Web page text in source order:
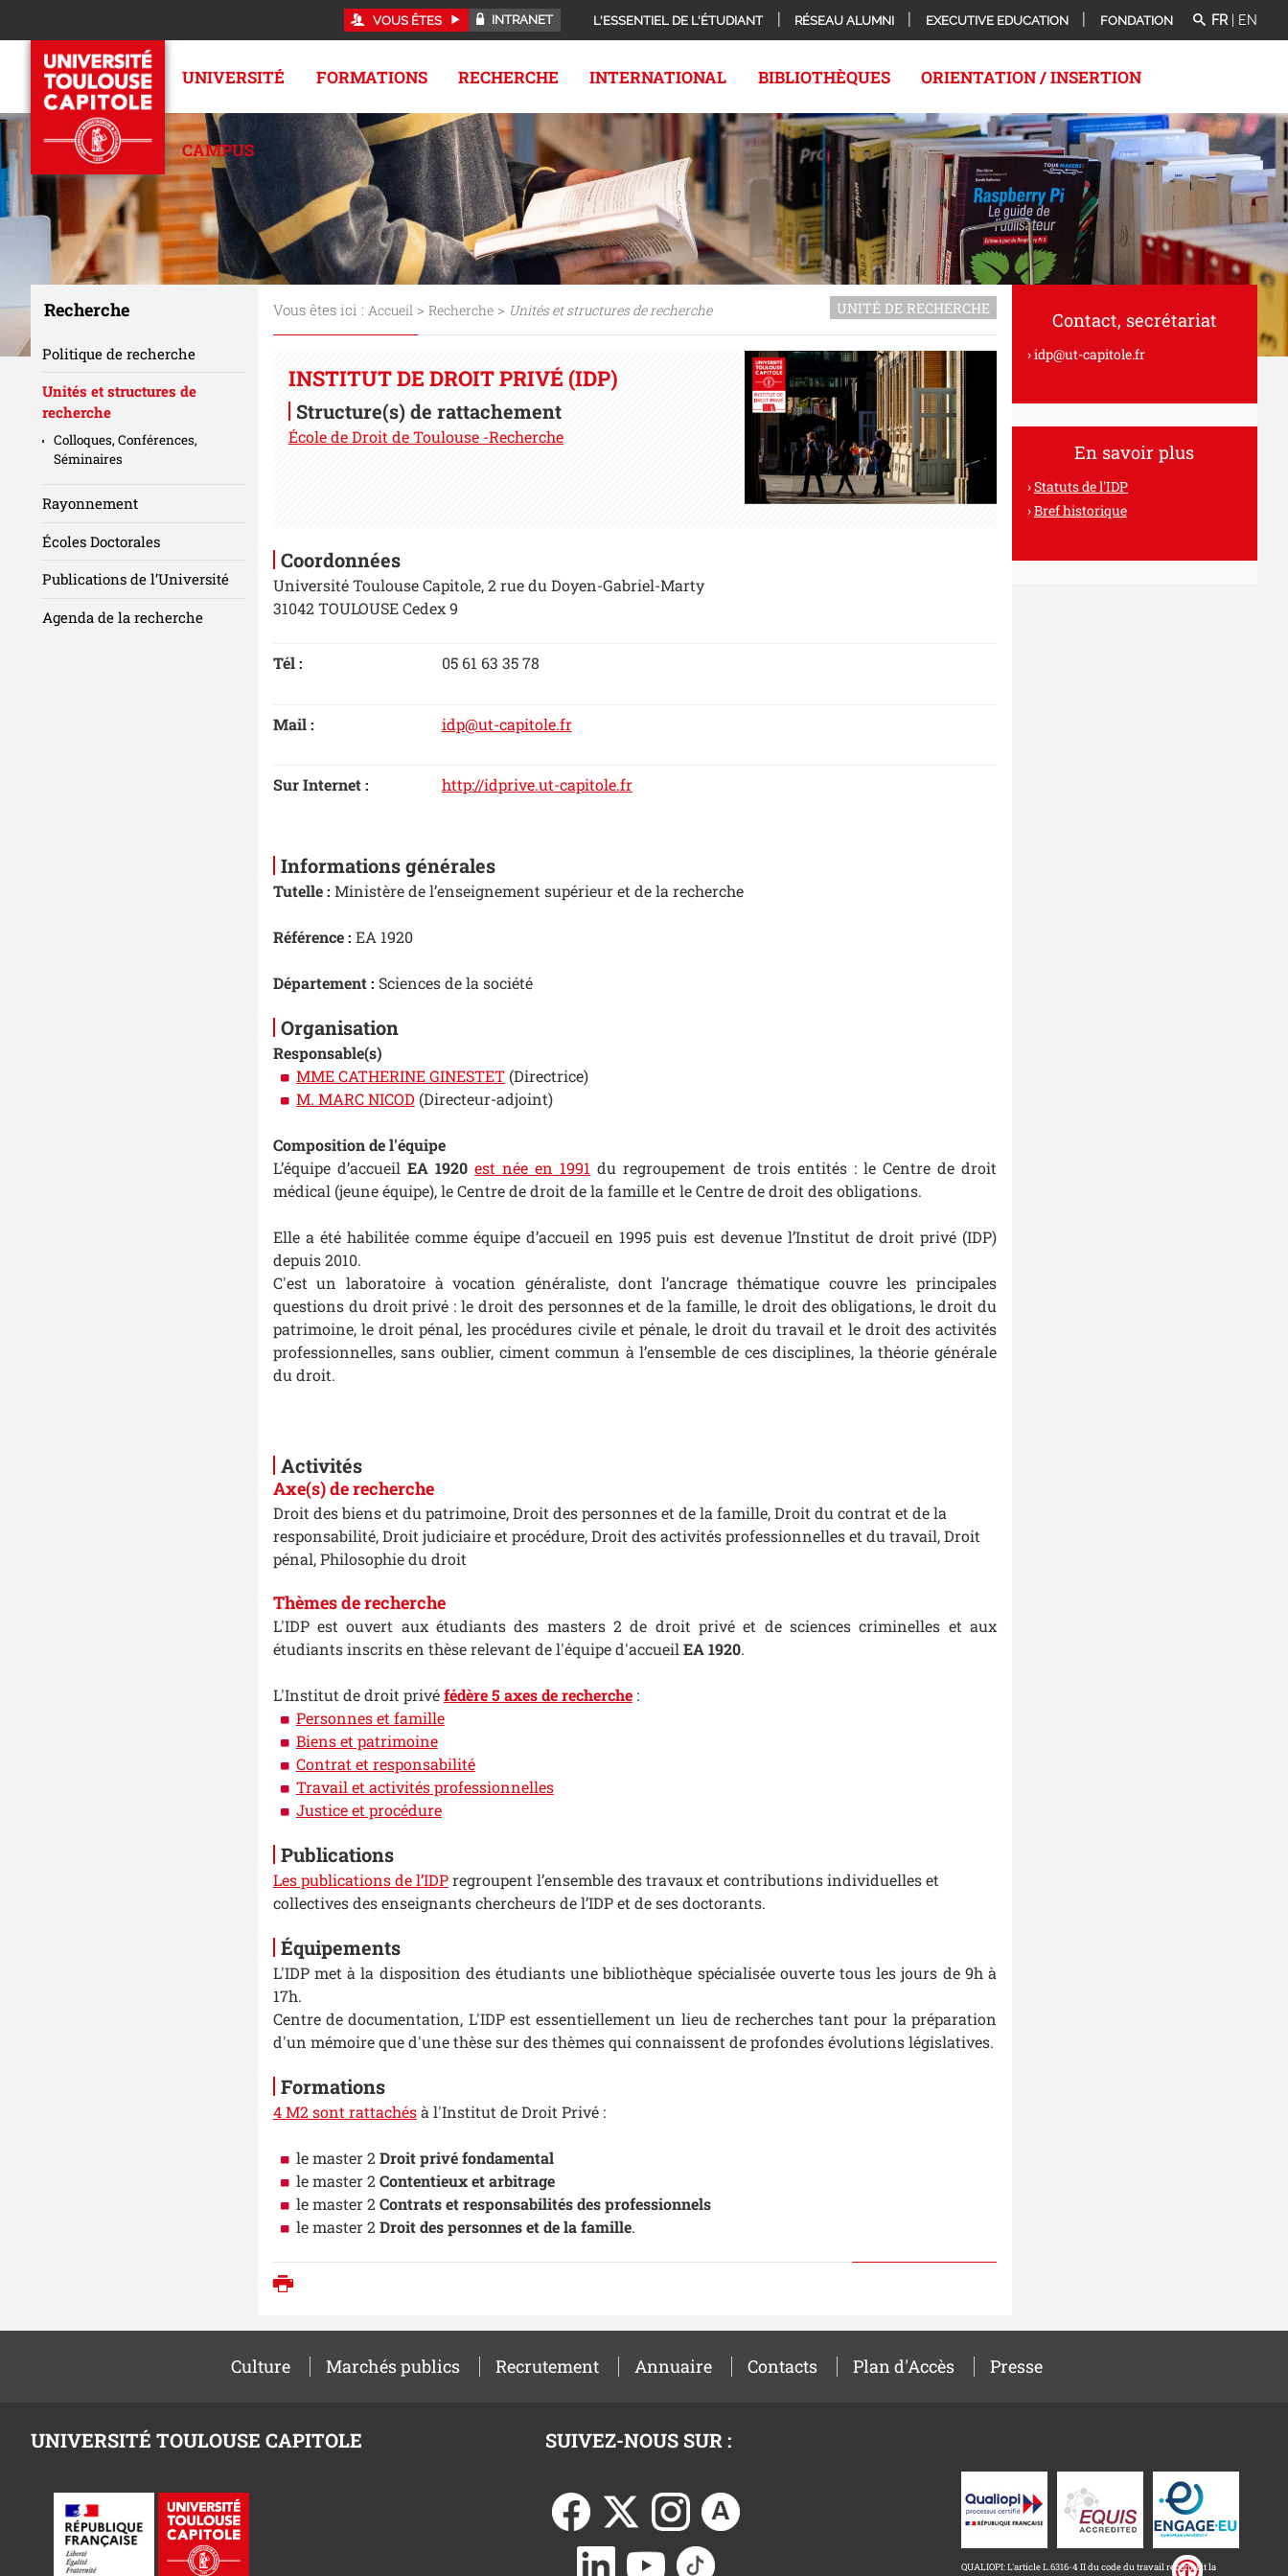
VOUS ÊTES INTRANET L'ESSENTIEL DE L'ÉTUDIANT RÉSEAU ALUMNI EXECUTIVE EDUCATION FONDATION FR EN
UNIVERSITÉ FORMATIONS RECHERCHE INTERNATIONAL BIBLIOTHÈQUES ORIENTATION / INSERTION
CAMPUS
Vous êtes ici : Accueil> Recherche> Unités et structures de recherche UNITÉ DE RECHERCHE
INSTITUT DE DROIT PRIVÉ (IDP)
Structure(s) de rattachement
École de Droit de Toulouse -Recherche
Coordonnées
Université Toulouse Capitole, 2 rue du Doyen-Gabriel-Marty
31042 TOULOUSE Cedex 9
Tél : 05 61 63 35 78
Mail : idp@ut-capitole.fr
Sur Internet : http://idprive.ut-capitole.fr
Informations générales
Tutelle : Ministère de l’enseignement supérieur et de la recherche
Référence : EA 1920
Département : Sciences de la société
Organisation
Responsable(s)
MME CATHERINE GINESTET(Directrice)
M. MARC NICOD (Directeur-adjoint)
Composition de l'équipe
L’équipe d’accueil EA 1920 est née en 1991 du regroupement de trois entités : le Centre de droit
médical (jeune équipe), le Centre de droit de la famille et le Centre de droit des obligations.
Elle a été habilitée comme équipe d’accueil en 1995 puis est devenue l’Institut de droit privé (IDP)
depuis 2010.
C'est un laboratoire à vocation généraliste, dont l’ancrage thématique couvre les principales
questions du droit privé : le droit des personnes et de la famille, le droit des obligations, le droit du
patrimoine, le droit pénal, les procédures civile et pénale, le droit du travail et le droit des activités
professionnelles, sans oublier, ciment commun à l’ensemble de ces disciplines, la théorie générale
du droit.
Activités
Axe(s) de recherche
Droit des biens et du patrimoine, Droit des personnes et de la famille, Droit du contrat et de la
responsabilité, Droit judiciaire et procédure, Droit des activités professionnelles et du travail, Droit
pénal, Philosophie du droit
Thèmes de recherche
L'IDP est ouvert aux étudiants des masters 2 de droit privé et de sciences criminelles et aux
étudiants inscrits en thèse relevant de l'équipe d'accueilEA 1920.
L'Institut de droit privéfédère 5 axes de recherche:
Personnes et famille
Biens et patrimoine
Contrat et responsabilité
Travail et activités professionnelles
Justice et procédure
Publications
Les publications de l’IDPregroupent l’ensemble des travaux et contributions individuelles et
collectives des enseignants chercheurs de l’IDP et de ses doctorants.
Équipements
L'IDP met à la disposition des étudiants une bibliothèque spécialisée ouverte tous les jours de 9h à
17h.
Centre de documentation, L'IDP est essentiellement un lieu de recherches tant pour la préparation
d'un mémoire que d'une thèse sur des thèmes qui connaissent de profondes évolutions législatives.
Formations
4 M2 sont rattachésà l'Institut de Droit Privé :
le master 2Droit privé fondamental
le master 2Contentieux et arbitrage
le master 2Contrats et responsabilités des professionnels
le master 2Droit des personnes et de la famille.
Contact, secrétariat
idp@ut-capitole.fr
En savoir plus
Statuts de l'IDP
Bref historique
Recherche
Politique de recherche
Unités et structures de
recherche
Colloques, Conférences,
Séminaires
Rayonnement
Écoles Doctorales
Publications de l’Université
Agenda de la recherche
Culture Marchés publics Recrutement Annuaire Contacts Plan d'Accès Presse
UNIVERSITÉ TOULOUSE CAPITOLE SUIVEZ-NOUS SUR :
QUALIOPI: L'article L.6316-4 II du code du travail reconnait la